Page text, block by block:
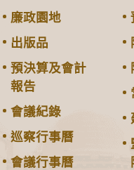
廉政園地
出版品
預決算及會計
報告
會議紀錄
巡察行事曆
會議行事曆